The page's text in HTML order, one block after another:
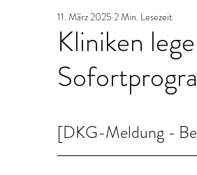
Kliniken
11. März 2025 2 Min. Lesezeit
[DKG-Meldung -